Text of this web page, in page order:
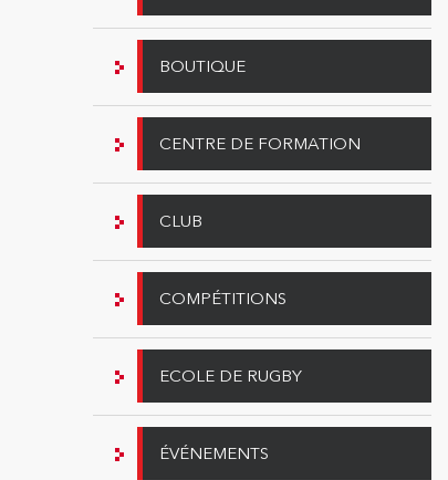
BOUTIQUE
CENTRE DE FORMATION
CLUB
COMPÉTITIONS
ECOLE DE RUGBY
ÉVÉNEMENTS